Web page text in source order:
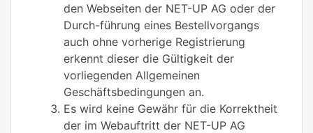
den Webseiten der NET-UP AG oder der
Durch-führung eines Bestellvorgangs
auch ohne vorherige Registrierung
erkennt dieser die Gültigkeit der
vorliegenden Allgemeinen
Geschäftsbedingungen an.
Es wird keine Gewähr für die Korrektheit
der im Webauftritt der NET-UP AG